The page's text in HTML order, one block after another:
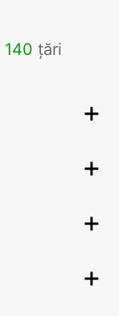
140 țări